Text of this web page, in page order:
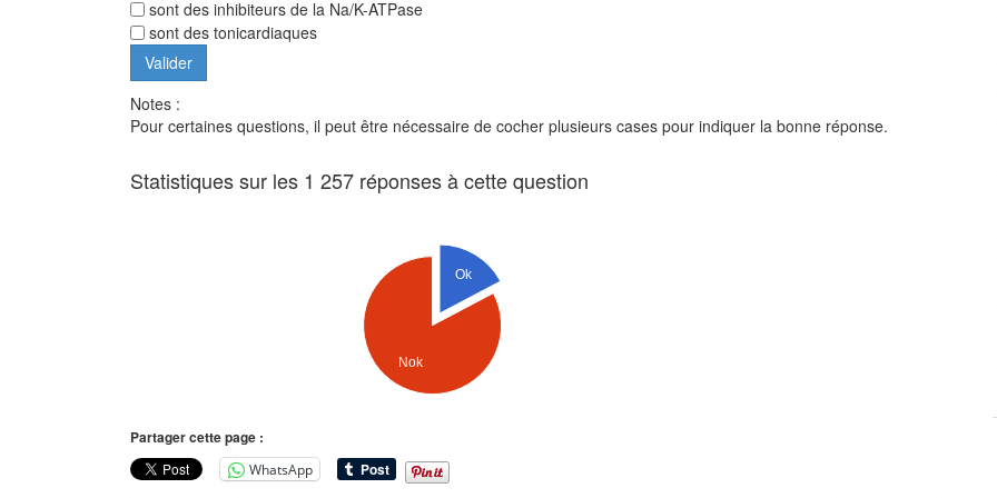
sont des inhibiteurs de la Na/K-ATPase
sont des tonicardiaques
Notes :
Pour certaines questions, il peut être nécessaire de cocher plusieurs cases pour indiquer la bonne réponse.
Statistiques sur les 1 257 réponses à cette question
Ok
Nok
Partager cette page :
WhatsApp